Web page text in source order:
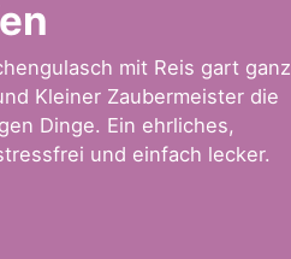
mit Reis gart ganz
Kleiner Zaubermeister die
Dinge. Ein ehrliches,
und einfach lecker.